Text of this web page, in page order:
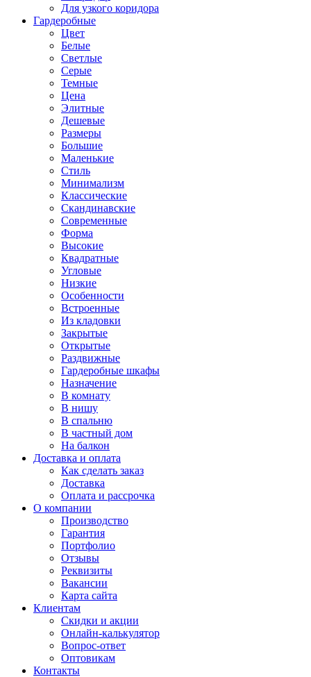
Для узкого коридора
Гардеробные
Цвет
Белые
Светлые
Серые
Темные
Цена
Элитные
Дешевые
Размеры
Большие
Маленькие
Стиль
Минимализм
Классические
Скандинавские
Современные
Форма
Высокие
Квадратные
Угловые
Низкие
Особенности
Встроенные
Из кладовки
Закрытые
Открытые
Раздвижные
Гардеробные шкафы
Назначение
В комнату
В нишу
В спальню
В частный дом
На балкон
Доставка и оплата
Как сделать заказ
Доставка
Оплата и рассрочка
О компании
Производство
Гарантия
Портфолио
Отзывы
Реквизиты
Вакансии
Карта сайта
Клиентам
Скидки и акции
Онлайн-калькулятор
Вопрос-ответ
Оптовикам
Контакты